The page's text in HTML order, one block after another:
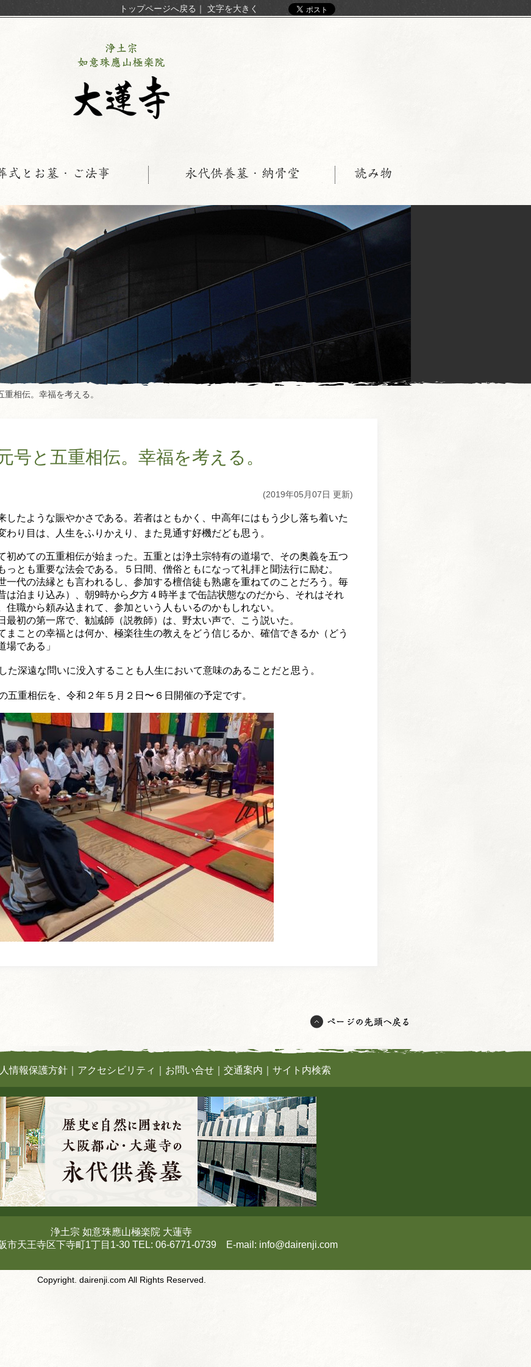
トップページへ戻る ｜ 文字を大きく
式とお墓・ご法事 永代供養墓・納骨堂 読み物
重相伝。幸福を考える。
号と五重相伝。幸福を考える。
(2019年05月07日 更新)
たような賑やかさである。 若者はともかく、中高年にはもう少し落ち着いた
わり目は、人生をふりかえり、 また見通す好機だども思う。
初めての五重相伝が始まった。 五重とは浄土宗特有の道場で、 その奥義を五つ
っとも重要な法会である 。５日間、僧俗ともになって礼拝と聞法行に励む。
一代の法縁とも言われるし、 参加する檀信徒も熟慮を重ねてのことだろう。毎
は泊まり込み）、 朝9時から夕方４時半まで缶詰状態なのだから、 それはそれ
住職から頼み込まれて、 参加という人もいるのかもしれない。
最初の第一席で、勧誡師（説教師）は、 野太い声で、こう説いた。
まことの幸福とは何か、 極楽往生の教えをどう信じるか、確信できるか（どう
場である」
た深遠な問いに没入することも人生において意味のあること だと思う。
五重相伝を、令和２年５月２日〜 ６日開催の予定です。
情報保護方針 アクセシビリティ お問い合せ 交通案内 サイト内検索
浄土宗 如意珠應山極楽院 大蓮寺
市天王寺区下寺町1丁目1-30 TEL: 06-6771-0739 E-mail: info@dairenji.com
Copyright. dairenji.com All Rights Reserved.